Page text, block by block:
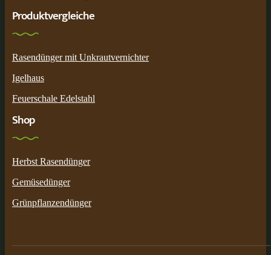
Produktvergleiche
Rasendünger mit Unkrautvernichter
Igelhaus
Feuerschale Edelstahl
Shop
Herbst Rasendünger
Gemüsedünger
Grünpflanzendünger